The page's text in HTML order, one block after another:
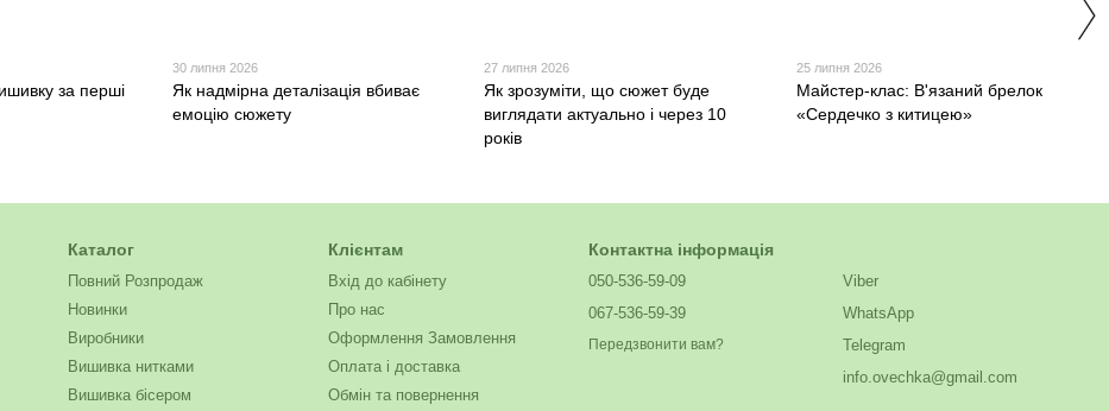
за перші
30 липня 2026
Як надмірна деталізація вбиває
емоцію сюжету
27 липня 2026
Як зрозуміти, що сюжет буде
виглядати актуально і через 10
років
25 липня 2026
Майстер-клас: В'язаний брелок
«Сердечко з китицею»
Каталог
Повний Розпродаж
Новинки
Виробники
Вишивка нитками
Вишивка бісером
Клієнтам
Вхід до кабінету
Про нас
Оформлення Замовлення
Оплата і доставка
Обмін та повернення
Контактна інформація
050-536-59-09
067-536-59-39
Передзвонити вам?
Viber
WhatsApp
Telegram
info.ovechka@gmail.com